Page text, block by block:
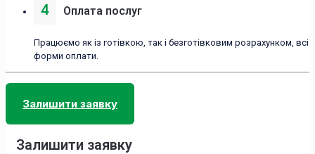
4 Оплата послуг
Працюємо як із готівкою, так і безготівковим розрахунком, всі
форми оплати.
Залишити заявку
Залишити заявку